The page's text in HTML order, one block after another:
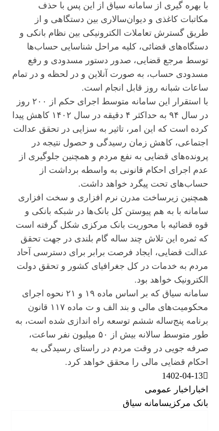
با بهره گیری از سامانه سیاق از این پس با حذف
مکاتبات کاغذی و دیوان‌سالاری بین دستگاهی و از
طریق گسترش تعاملات الکترونیکی بین نظام بانکی و
دستگاه‌های قضائی، کلیه مراحل شناسایی حساب‌ها
توسط مرجع قضایی، صدور دستور مسدودی و رفع
مسدودی حساب، به صورت آنلاین و در لحظه و در تمام
ساعات شبانه روز قابل انجام است.
با استقرار این سامانه متوسط اجرای حکم از ۲۰۰ روز
در سال ۹۴ به حداکثر ۴ دقیقه در سال ۱۴۰۲ کاهش پیدا
کرده است که این امر، تاثیر به سزایی در تحقق عدالت
اجتماعی، کاهش زمان رسیدگی و حصول نتیجه در
پرونده‌های قضایی به نفع مردم و همچنین جلوگیری از
عدم اجرای احکام قانونی به واسطه برداشت از
حساب‌های تحت پیگرد خواهد داشت.
همچنین زیرساخت مدرن نرم افزاری و سخت افزاری
سامانه با به هم پیوستن کل بانک‌ها در شبکه بانکی و
قوه قضائیه با محوریت بانک مرکزی شکل گرفته است
که ثمره این تلاش چند ساله گام بلندی در جهت تحقق
عدالت قضایی، ایجاد فرصت برابر برای دسترسی آحاد
مردم به خدمات در کل جغرافیای کشور و تحقق دولت
الکترونیک خواهد بود.
سامانه سیاق که بر اساس ماده ۱۹ و ۲۱ نحوه اجرای
محکومیت‌های مالی و بند الف و ت ماده ۱۱۷ قانون
برنامه پنج‌ساله ششم توسعه راه اندازی شده است، به
طور متوسط سالانه بیش از ۵۰ میلیون نفر ساعت،
صرفه جویی در وقت مردم در راستای رسیدگی به
احکام قضایی مالی را محقق خواهد کرد.
1402-04-13
اخبار اخبار عمومی
بانک مرکزیسامانه سیاق